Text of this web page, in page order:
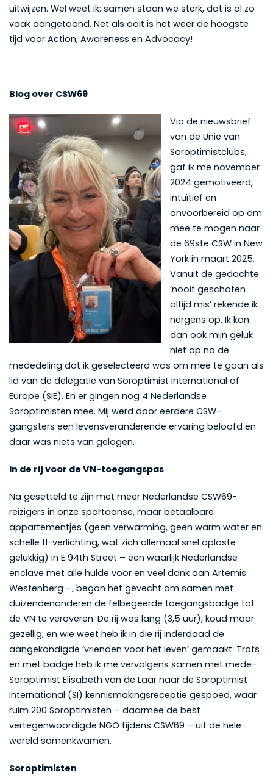
uitwijzen. Wel weet ik: samen staan we sterk, dat is al zo
vaak aangetoond. Net als ooit is het weer de hoogste
tijd voor Action, Awareness en Advocacy!
Blog over CSW69
Via de nieuwsbrief
van de Unie van
Soroptimistclubs,
gaf ik me november
2024 gemotiveerd,
intuïtief en
onvoorbereid op om
mee te mogen naar
de 69ste CSW in New
York in maart 2025.
Vanuit de gedachte
‘nooit geschoten
altijd mis’ rekende ik
nergens op. Ik kon
dan ook mijn geluk
niet op na de
mededeling dat ik geselecteerd was om mee te gaan als
lid van de delegatie van Soroptimist International of
Europe (SIE). En er gingen nog 4 Nederlandse
Soroptimisten mee. Mij werd door eerdere CSW-
gangsters een levensveranderende ervaring beloofd en
daar was niets van gelogen.
In de rij voor de VN-toegangspas
Na gesetteld te zijn met meer Nederlandse CSW69-
reizigers in onze spartaanse, maar betaalbare
appartementjes (geen verwarming, geen warm water en
schelle tl-verlichting, wat zich allemaal snel oploste
gelukkig) in E 94th Street – een waarlijk Nederlandse
enclave met alle hulde voor en veel dank aan Artemis
Westenberg –, begon het gevecht om samen met
duizendenanderen de felbegeerde toegangsbadge tot
de VN te veroveren. De rij was lang (3,5 uur), koud maar
gezellig, en wie weet heb ik in die rij inderdaad de
aangekondigde ‘vrienden voor het leven’ gemaakt. Trots
en met badge heb ik me vervolgens samen met mede-
Soroptimist Elisabeth van de Laar naar de Soroptimist
International (SI) kennismakingsreceptie gespoed, waar
ruim 200 Soroptimisten – daarmee de best
vertegenwoordigde NGO tijdens CSW69 – uit de hele
wereld samenkwamen.
Soroptimisten